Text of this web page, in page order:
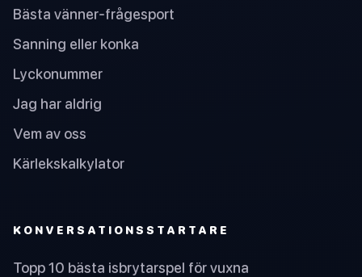
Bästa vänner-frågesport
Sanning eller konka
Lyckonummer
Jag har aldrig
Vem av oss
Kärlekskalkylator
KONVERSATIONSSTARTARE
Topp 10 bästa isbrytarspel för vuxna